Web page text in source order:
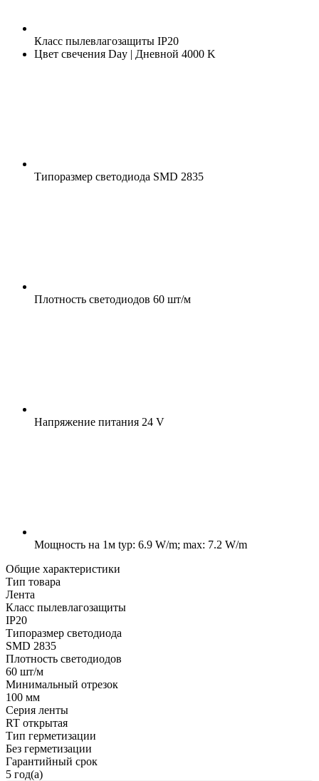
Класс пылевлагозащиты IP20
Цвет свечения Day | Дневной 4000 K
Типоразмер светодиода SMD 2835
Плотность светодиодов 60 шт/м
Напряжение питания 24 V
Мощность на 1м typ: 6.9 W/m; max: 7.2 W/m
Общие характеристики
Тип товара
Лента
Класс пылевлагозащиты
IP20
Типоразмер светодиода
SMD 2835
Плотность светодиодов
60 шт/м
Минимальный отрезок
100 мм
Серия ленты
RT открытая
Тип герметизации
Без герметизации
Гарантийный срок
5 год(а)